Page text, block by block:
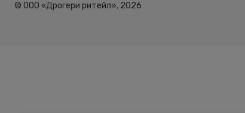
© ООО «Дрогери ритейл», 2026